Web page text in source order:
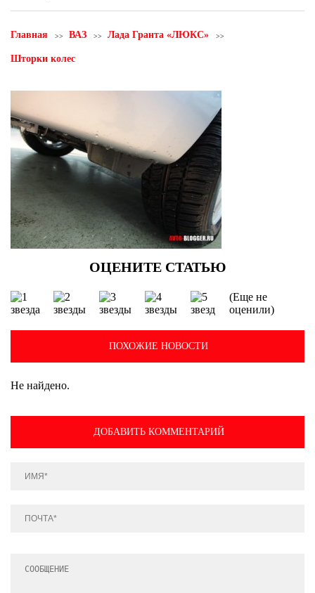
Главная ВАЗ Лада Гранта «ЛЮКС»
Шторки колес
(Еще не
оценили)
ПОХОЖИЕ НОВОСТИ
Не найдено.
ДОБАВИТЬ КОММЕНТАРИЙ